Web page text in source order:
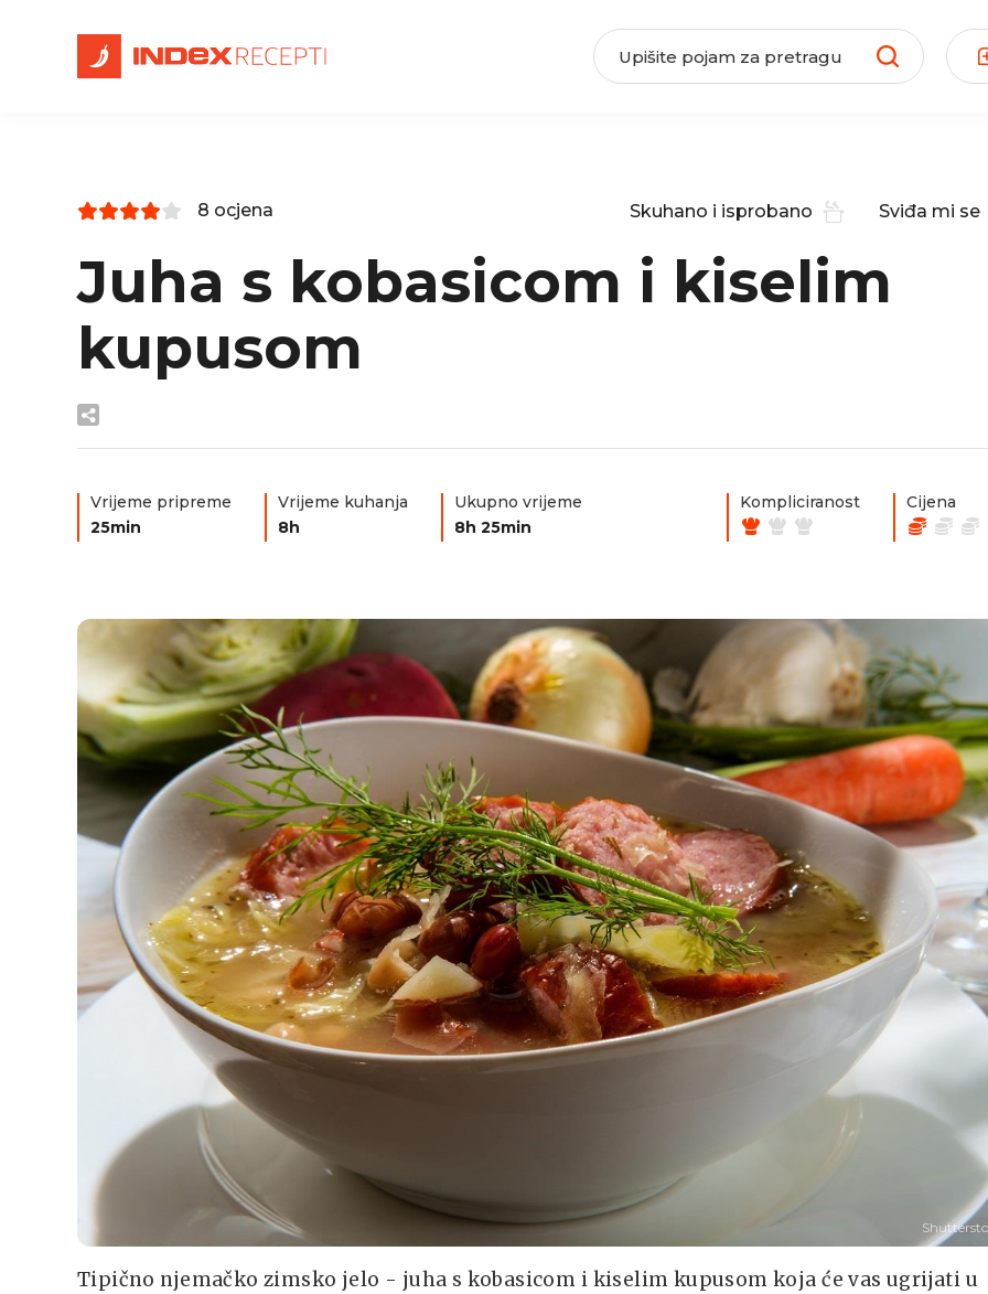
8 ocjena Skuhano i isprobano Sviđa mi se
Juha s kobasicom i kiselim
kupusom
Vrijeme pripreme
25min
Vrijeme kuhanja
8h
Ukupno vrijeme
8h 25min
Kompliciranost Cijena
Tipično njemačko zimsko jelo - juha s kobasicom i kiselim kupusom koja će vas ugrijati u